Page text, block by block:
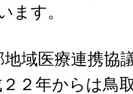
ます。
地域医療連携協
２年からは鳥